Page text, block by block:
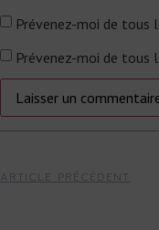
Prévenez-moi de tous
Prévenez-moi de tous
ARTICLE PRÉCÉDENT